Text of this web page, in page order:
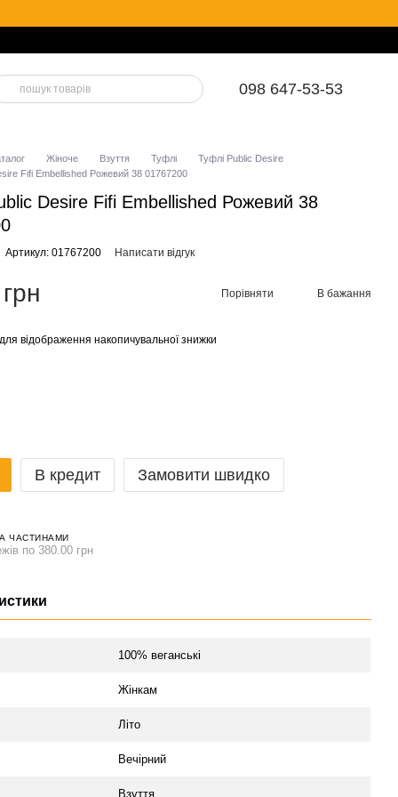
098 647-53-53
Жіноче Взуття Туфлі
Туфлі Public Desire
Fifi Embellished Рожевий 38 01767200
Desire Fifi Embellished Рожевий 38
Артикул: 01767200 Написати відгук
Порівняти В бажання
відображення накопичувальної знижки
В кредит Замовити швидко
ЧАСТИНАМИ
по 380.00 грн
100% веганські
Жінкам
Літо
Вечірний
Взуття